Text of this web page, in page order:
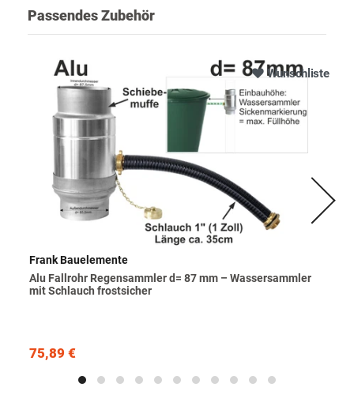
Passendes Zubehör
Wunschliste
Frank Bauelemente
Alu Fallrohr Regensammler d= 87 mm – Wassersammler
mit Schlauch frostsicher
75,89 €